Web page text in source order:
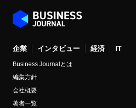
企業 インタビュー 経済 IT
Business Journalとは
編集方針
会社概要
著者一覧